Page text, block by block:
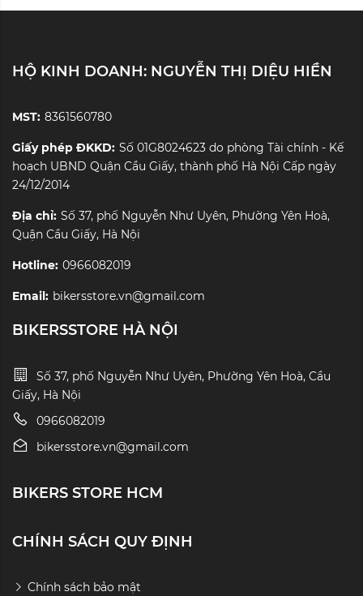
HỘ KINH DOANH: NGUYỄN THỊ DIỆU HIỀN
MST: 8361560780
Giấy phép ĐKKD: Số 01G8024623 do phòng Tài chính - Kế
hoạch UBND Quận Cầu Giấy, thành phố Hà Nội Cấp ngày
24/12/2014
Địa chỉ: Số 37, phố Nguyễn Như Uyên, Phường Yên Hoà,
Quận Cầu Giấy, Hà Nội
Hotline: 0966082019
Email: bikersstore.vn@gmail.com
BIKERSSTORE HÀ NỘI
Số 37, phố Nguyễn Như Uyên, Phường Yên Hoà, Cầu
Giấy, Hà Nội
0966082019
bikersstore.vn@gmail.com
BIKERS STORE HCM
CHÍNH SÁCH QUY ĐỊNH
Chính sách bảo mật